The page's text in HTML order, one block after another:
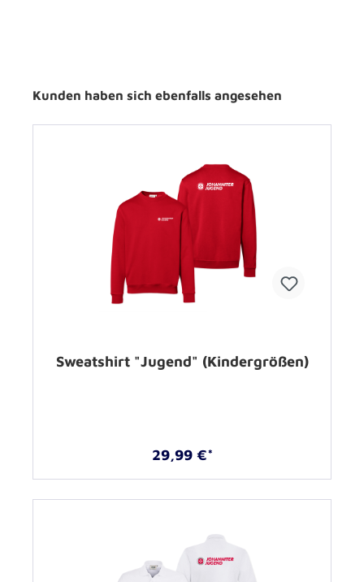
Kunden haben sich ebenfalls angesehen
Sweatshirt "Jugend" (Kindergrößen)
29,99 €*